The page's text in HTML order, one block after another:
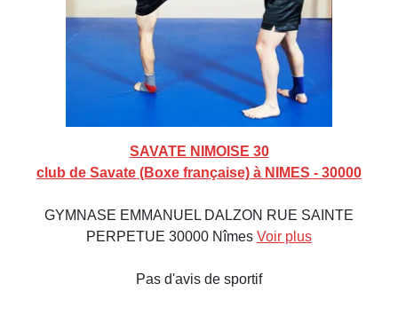
SAVATE NIMOISE 30
club de Savate (Boxe française) à NIMES - 30000
GYMNASE EMMANUEL DALZON RUE SAINTE
PERPETUE 30000 Nîmes Voir plus
Pas d'avis de sportif